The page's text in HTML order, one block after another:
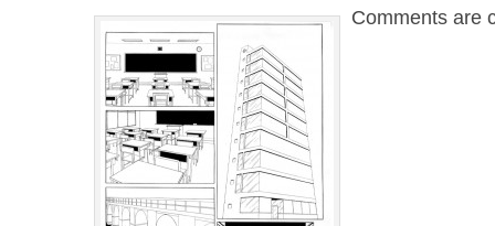
Comments are